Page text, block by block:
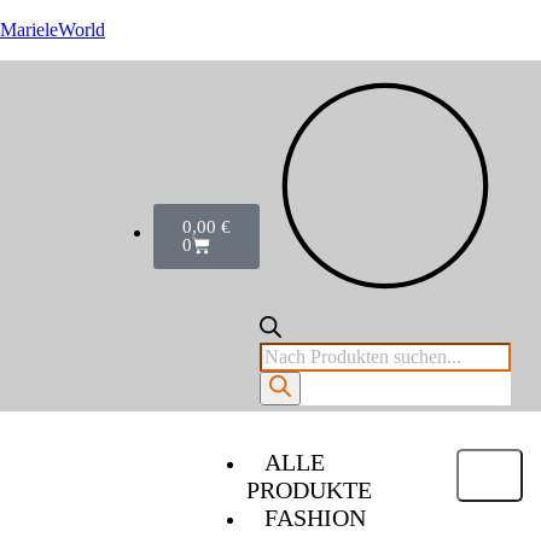
MarieleWorld
0,00 €
0
ALLE
PRODUKTE
FASHION